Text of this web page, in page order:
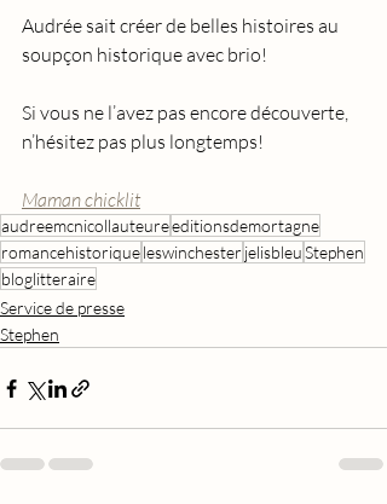
Audrée sait créer de belles histoires au
soupçon historique avec brio!
Si vous ne l’avez pas encore découverte,
n’hésitez pas plus longtemps!
Maman chicklit
audreemcnicollauteureeditionsdemortagne
romancehistoriqueleswinchester jelisbleuStephen
bloglitteraire
Service de presse
Stephen